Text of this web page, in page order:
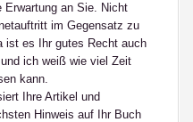
an Sie. Nicht
im Gegensatz zu
ist es Ihr gutes Recht auch
ich weiß wie viel Zeit
kann.
Ihre Artikel und
Hinweis auf Ihr Buch